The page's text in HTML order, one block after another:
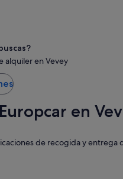
alquiler en Vevey
en
de recogida y